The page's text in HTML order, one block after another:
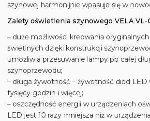
szynowej harmonijnie wpasuje się w
Zalety oświetlenia szynowego VELA VL-
– duże możliwości kreowania
świetlnych dzięki konstrukcji
umożliwia przesuwanie lampy po całej
szynoprzewodu;
– długa żywotność – żywotność diod LED
tysięcy godzin i więcej;
– oszczędność energii w urządzeniach
LED jest 10 razy mniejsza niż w